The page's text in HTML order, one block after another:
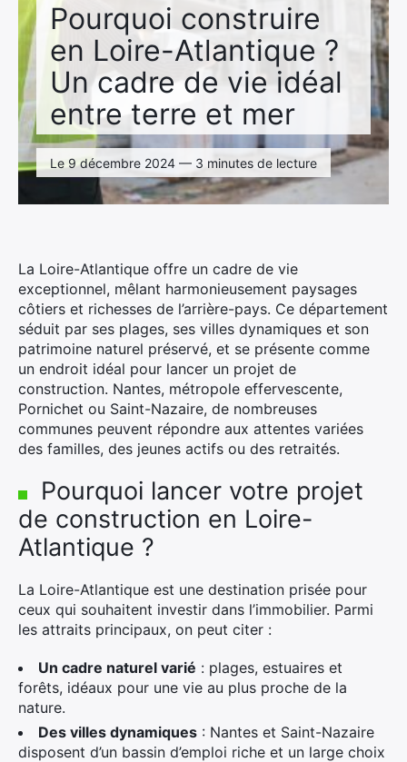
Pourquoi construire
en Loire-Atlantique ?
Un cadre de vie idéal
entre terre et mer
Le 9 décembre 2024 — 3 minutes de lecture
La Loire-Atlantique offre un cadre de vie
exceptionnel, mêlant harmonieusement paysages
côtiers et richesses de l’arrière-pays. Ce département
séduit par ses plages, ses villes dynamiques et son
patrimoine naturel préservé, et se présente comme
un endroit idéal pour lancer un projet de
construction. Nantes, métropole effervescente,
Pornichet ou Saint-Nazaire, de nombreuses
communes peuvent répondre aux attentes variées
des familles, des jeunes actifs ou des retraités.
Pourquoi lancer votre projet
de construction en Loire-
Atlantique ?
La Loire-Atlantique est une destination prisée pour
ceux qui souhaitent investir dans l’immobilier. Parmi
les attraits principaux, on peut citer :
Un cadre naturel varié : plages, estuaires et
forêts, idéaux pour une vie au plus proche de la
nature.
Des villes dynamiques : Nantes et Saint-Nazaire
disposent d’un bassin d’emploi riche et un large choix